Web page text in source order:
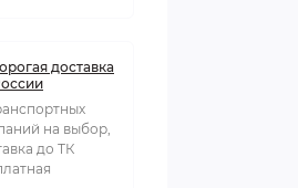
доставка
на выбор,
до ТК